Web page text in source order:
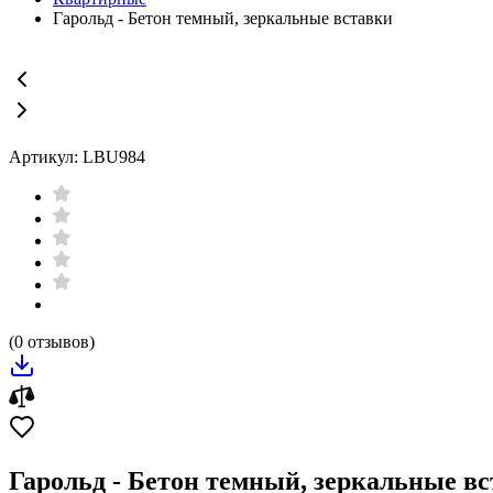
Гарольд - Бетон темный, зеркальные вставки
Артикул: LBU984
(0 отзывов)
Гарольд - Бетон темный, зеркальные